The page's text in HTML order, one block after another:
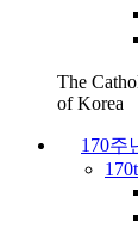
The
of Korea
170주